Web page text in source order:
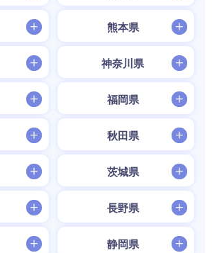
熊本県
神奈川県
福岡県
秋田県
茨城県
長野県
静岡県